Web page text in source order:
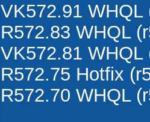
VK572.91 WHQL
R572.83 WHQL
VK572.81 WHQL
R572.75 Hotfix
R572.70 WHQL